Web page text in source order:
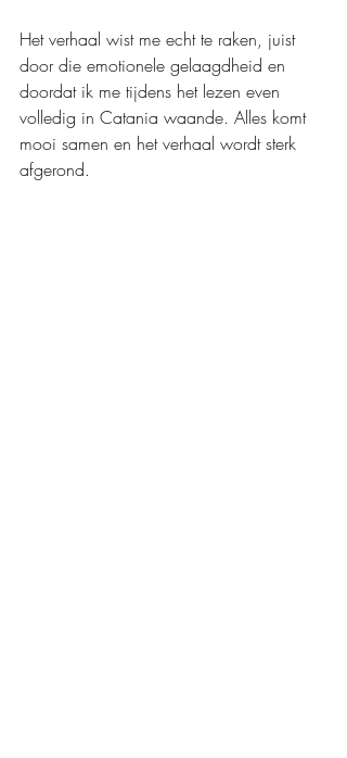
Het verhaal wist me echt te raken, juist
door die emotionele gelaagdheid en
doordat ik me tijdens het lezen even
volledig in Catania waande. Alles komt
mooi samen en het verhaal wordt sterk
afgerond.